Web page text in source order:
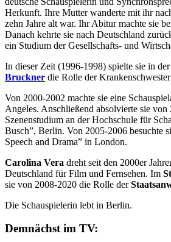
Herkunft. Ihre Mutter wanderte mit ihr
zehn Jahre alt war. Ihr Abitur machte sie
Danach kehrte sie nach Deutschland
ein Studium der Gesellschafts- und
In dieser Zeit (1996-1998) spielte sie in
Bruckner die Rolle der Krankenschwester
Von 2000-2002 machte sie eine
Angeles. Anschließend absolvierte sie von
Szenenstudium an der Hochschule für
Busch”, Berlin. Von 2005-2006 besuchte
Speech and Drama” in London.
Carolina Vera dreht seit den 2000er
Deutschland für Film und Fernsehen. Im
sie von 2008-2020 die Rolle der
Die Schauspielerin lebt in Berlin.
Demnächst im TV: